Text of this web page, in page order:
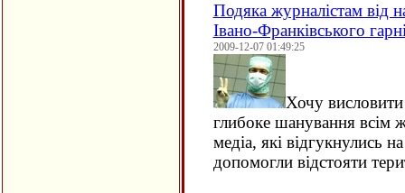
Подяка журналістам від
Івано-Франківського
2009-12-07 01:49:25
Хочу
глибоке шанування всім
медіа, які відгукнулись
допомогли відстояти